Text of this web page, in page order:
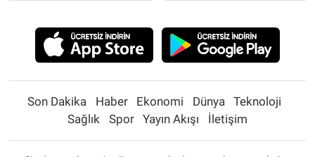
Son Dakika Haber Ekonomi Dünya
Teknoloji
Sağlık
Spor Yayın Akışı İletişim